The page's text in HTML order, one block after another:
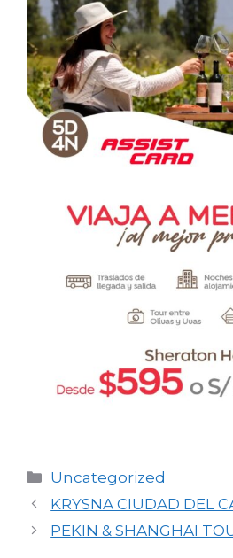
Categorías
Uncategorized
KRYSNA CIUDAD DEL
PEKIN & SHANGHAI